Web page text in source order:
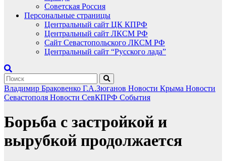
Советская Россия
Персональные страницы
Центральный сайт ЦК КПРФ
Центральный сайт ЛКСМ РФ
Сайт Севастопольского ЛКСМ РФ
Центральный сайт “Русского лада”
Владимир Браковенко Г.А.Зюганов Новости Крыма Новости
Севастополя Новости СевКПРФ События
Борьба с застройкой и
вырубкой продолжается